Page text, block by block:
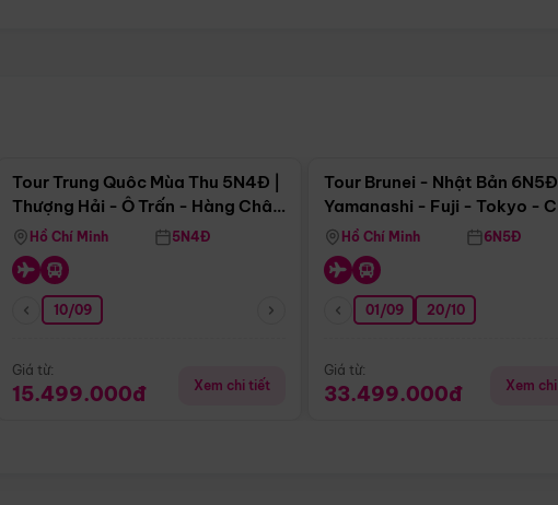
Tour Trung Quôc Mùa Thu 5N4Đ |
Thượng Hải - Ô Trấn - Hàng Châu
(Tour Không Shopping)
Hồ Chí Minh 5N4Đ
10/09
Giá từ:
15.499.000đ Xem chi tiết
Tour Brunei - Nhật Bản 6N5Đ |
Yamanashi - Fuji - Tokyo -
- Freeday
Hồ Chí Minh 6N5Đ
01/09 20/10
Giá từ:
33.499.000đ Xem